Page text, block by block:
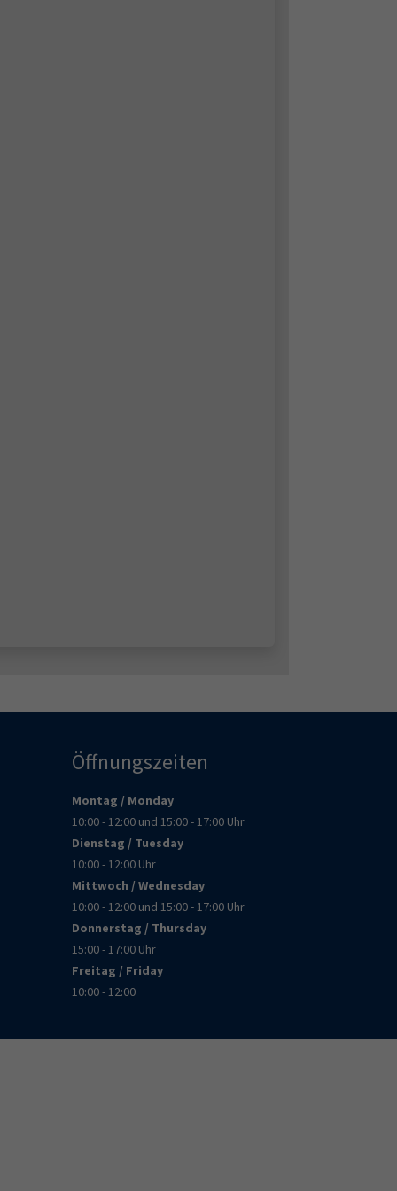
Öffnungszeiten
Montag / Monday
10:00 - 12:00 und 15:00 - 17:00 Uhr
Dienstag / Tuesday
10:00 - 12:00 Uhr
Mittwoch / Wednesday
10:00 - 12:00 und 15:00 - 17:00 Uhr
Donnerstag / Thursday
15:00 - 17:00 Uhr
Freitag / Friday
10:00 - 12:00